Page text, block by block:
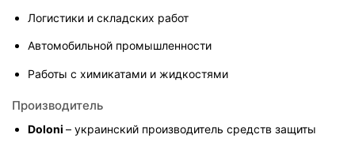
Логистики и складских работ
Автомобильной промышленности
Работы с химикатами и жидкостями
Производитель
Doloni – украинский производитель средств защиты